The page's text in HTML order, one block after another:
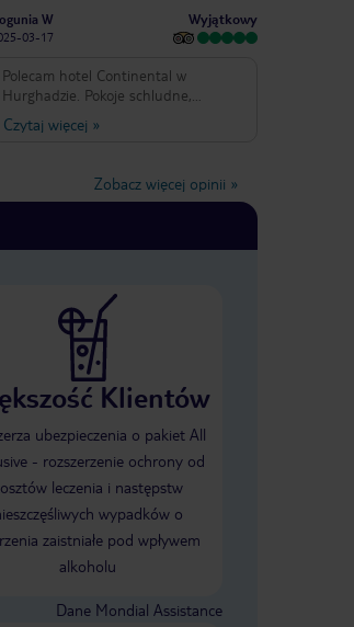
W
03-17
Wyjątkowy
Polecam hotel Continental w
Hurghadzie. Pokoje schludne,
sprzątane codziennie. Bardzo czysto
na terenie całego obiektu. Zawsze
basenie. Przyjemne animacje i zawsze
uśmiechnięci animatorzy i obsługa
wiele dobrze zaopatrzonych sklepów i
Czytaj więcej »
Zobacz więcej opinii »
Klientów
ubezpieczenia o pakiet All
- rozszerzenie ochrony od
leczenia i następstw
wypadków o
zaistniałe pod wpływem
alkoholu
Dane Mondial Assistance